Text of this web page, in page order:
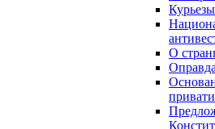
Курьезы
О